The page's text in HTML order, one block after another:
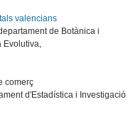
valencians
de Botànica i
Evolutiva,
comerç
d'Estadística i Investigació